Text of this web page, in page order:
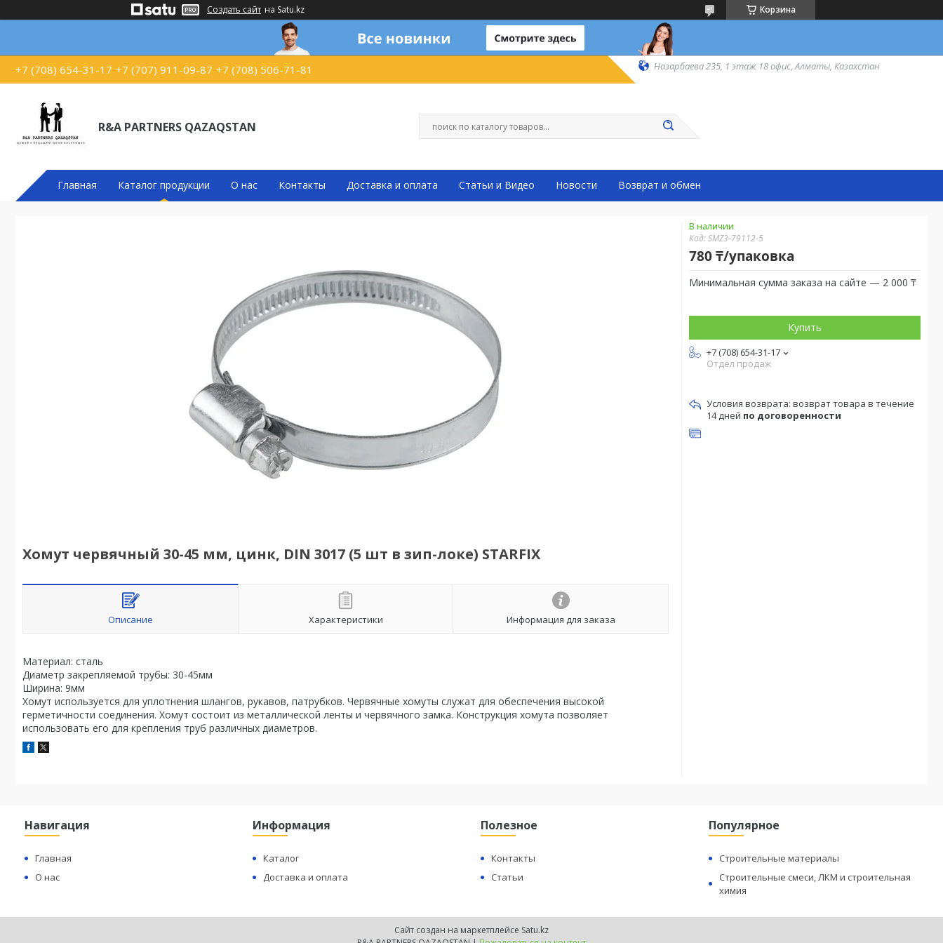
Создать сайт на Satu.kz Корзина
+7 (708) 654-31-17 +7 (707) 911-09-87 +7 (708) 506-71-81 Назарбаева 235, 1 этаж 18 офис, Алматы, Казахстан
R&A PARTNERS QAZAQSTAN
Главная Каталог продукции О нас Контакты Доставка и оплата Статьи и Видео Новости Возврат и обмен
Хомут червячный 30-45 мм, цинк, DIN 3017 (5 шт в зип-локе) STARFIX
Описание Характеристики Информация для заказа
Материал: сталь
Диаметр закрепляемой трубы: 30-45мм
Ширина: 9мм
Хомут используется для уплотнения шлангов, рукавов, патрубков. Червячные хомуты служат для обеспечения высокой
герметичности соединения. Хомут состоит из металлической ленты и червячного замка. Конструкция хомута позволяет
использовать его для крепления труб различных диаметров.
В наличии
Код:SMZ3-79112-5
780 ₸/упаковка
Минимальная сумма заказа на сайте — 2 000 ₸
Купить
+7 (708) 654-31-17
Отдел продаж
возврат товара в течение
14 дней по договоренности
Навигация
Главная
О нас
Информация
Каталог
Доставка и оплата
Полезное
Контакты
Статьи
Популярное
Строительные материалы
Строительные смеси, ЛКМ и строительная
химия
Сайт создан на маркетплейсе Satu.kz